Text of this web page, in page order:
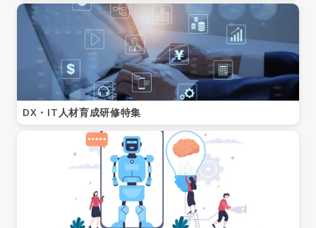
DX・IT人材育成研修特集